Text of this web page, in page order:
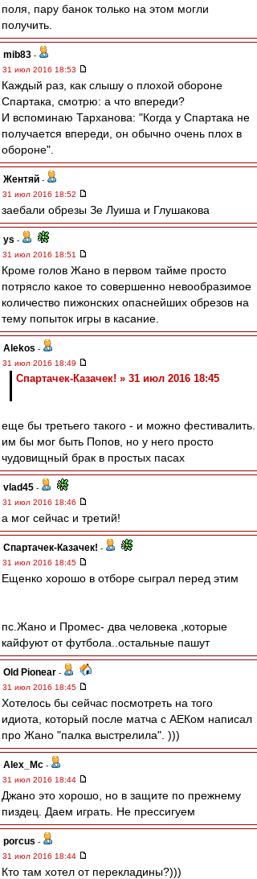
поля, пару банок только на этом могли
получить.
mib83 -
31 июл 2016 18:53
Каждый раз, как слышу о плохой обороне
Спартака, смотрю: а что впереди?
И вспоминаю Тарханова: "Когда у Спартака не
получается впереди, он обычно очень плох в
обороне".
Жентяй -
31 июл 2016 18:52
заебали обрезы Зе Луиша и Глушакова
ys -
31 июл 2016 18:51
Кроме голов Жано в первом тайме просто
потрясло какое то совершенно невообразимое
количество пижонских опаснейших обрезов на
тему попыток игры в касание.
Alekos -
31 июл 2016 18:49
Спартачек-Казачек! » 31 июл 2016 18:45
еще бы третьего такого - и можно фестивалить.
им бы мог быть Попов, но у него просто
чудовищный брак в простых пасах
vlad45 -
31 июл 2016 18:46
а мог сейчас и третий!
Спартачек-Казачек! -
31 июл 2016 18:45
Ещенко хорошо в отборе сыграл перед этим
пс.Жано и Промес- два человека ,которые
кайфуют от футбола..остальные пашут
Old Pionear -
31 июл 2016 18:45
Хотелось бы сейчас посмотреть на того
идиота, который после матча с АЕКом написал
про Жано "палка выстрелила". )))
Alex_Mc -
31 июл 2016 18:44
Джано это хорошо, но в защите по прежнему
пиздец. Даем играть. Не прессигуем
porcus -
31 июл 2016 18:44
Кто там хотел от перекладины?)))